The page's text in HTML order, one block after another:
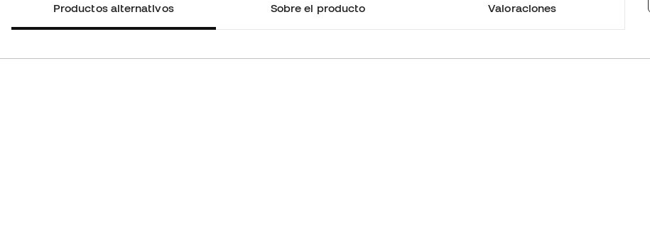
Productos alternativos Sobre el producto Valoraciones